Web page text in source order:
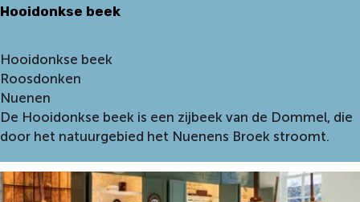
k
o
f
Hooidonkse beek
H
o
o
i
d
n
k
Hooidonkse beek
Roosdonken
Nuenen
De Hooidonkse beek is een zijbeek van de Dommel, die
door het natuurgebied het Nuenens Broek stroomt.